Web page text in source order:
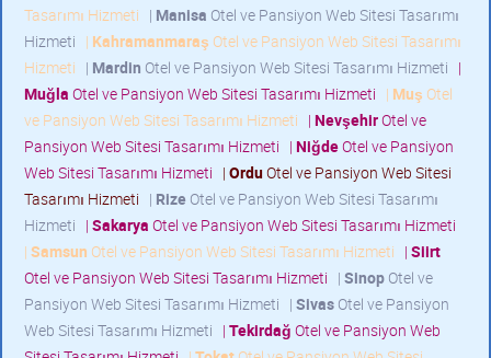
Tasarımı Hizmeti | Manisa Otel ve Pansiyon Web Sitesi Tasarımı
Hizmeti | Kahramanmaraş Otel ve Pansiyon Web Sitesi Tasarımı
Hizmeti | Mardin Otel ve Pansiyon Web Sitesi Tasarımı Hizmeti |
Muğla Otel ve Pansiyon Web Sitesi Tasarımı Hizmeti | Muş Otel
ve Pansiyon Web Sitesi Tasarımı Hizmeti | NevşehirOtel ve
Pansiyon Web Sitesi Tasarımı Hizmeti | NiğdeOtel ve Pansiyon
Web Sitesi Tasarımı Hizmeti | OrduOtel ve Pansiyon Web Sitesi
Tasarımı Hizmeti | Rize Otel ve Pansiyon Web Sitesi Tasarımı
Hizmeti | Sakarya Otel ve Pansiyon Web Sitesi Tasarımı Hizmeti
| Samsun Otel ve Pansiyon Web Sitesi Tasarımı Hizmeti | Siirt
Otel ve Pansiyon Web Sitesi Tasarımı Hizmeti | Sinop Otel ve
Pansiyon Web Sitesi Tasarımı Hizmeti | Sivas Otel ve Pansiyon
Web Sitesi Tasarımı Hizmeti | Tekirdağ Otel ve Pansiyon Web